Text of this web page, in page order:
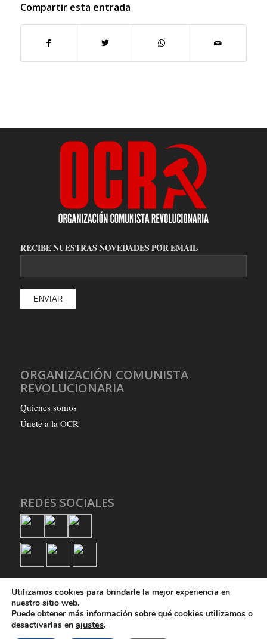
Compartir esta entrada
RECIBE NUESTRAS NOVEDADES POR EMAIL
ORGANIZACIÓN COMUNISTA
REVOLUCIONARIA
Quienes somos
Únete a la OCR
REDES SOCIALES
Utilizamos cookies para brindarle la mejor experiencia en
nuestro sitio web.
Puede obtener más información sobre qué cookies utilizamos o
desactivarlas en ajustes.